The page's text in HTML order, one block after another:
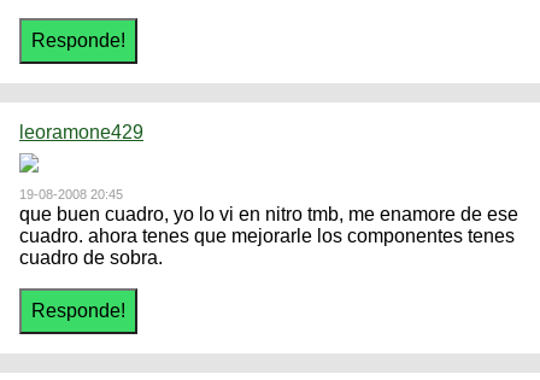
leoramone429
19-08-2008 20:45
que buen cuadro, yo lo vi en nitro tmb, me enamore de ese
cuadro. ahora tenes que mejorarle los componentes tenes
cuadro de sobra.